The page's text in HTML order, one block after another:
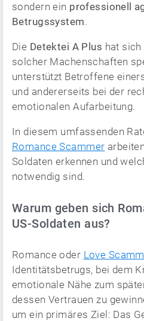
sondern ein professionell
Betrugssystem.
Die Detektei A Plus hat
solcher Machenschaften
unterstützt Betroffene
und andererseits bei der
emotionalen Aufarbeitung.
In diesem umfassenden
Romance Scammer
Soldaten erkennen und
notwendig sind.
Warum geben sich
US-Soldaten aus?
Romance oder Love
Identitätsbetrugs, bei dem
emotionale Nähe zum
dessen Vertrauen zu
um ein primäres Ziel: Das